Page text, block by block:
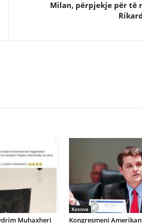
Milan, përpjekje për të
Muhaxheri
Kosova
Kongresmeni